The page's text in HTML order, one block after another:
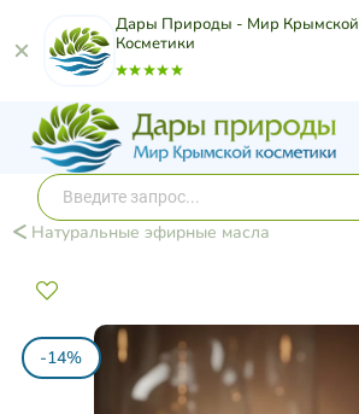
Дары Природы - Мир Крымской
Косметики
Натуральные эфирные масла
-14%